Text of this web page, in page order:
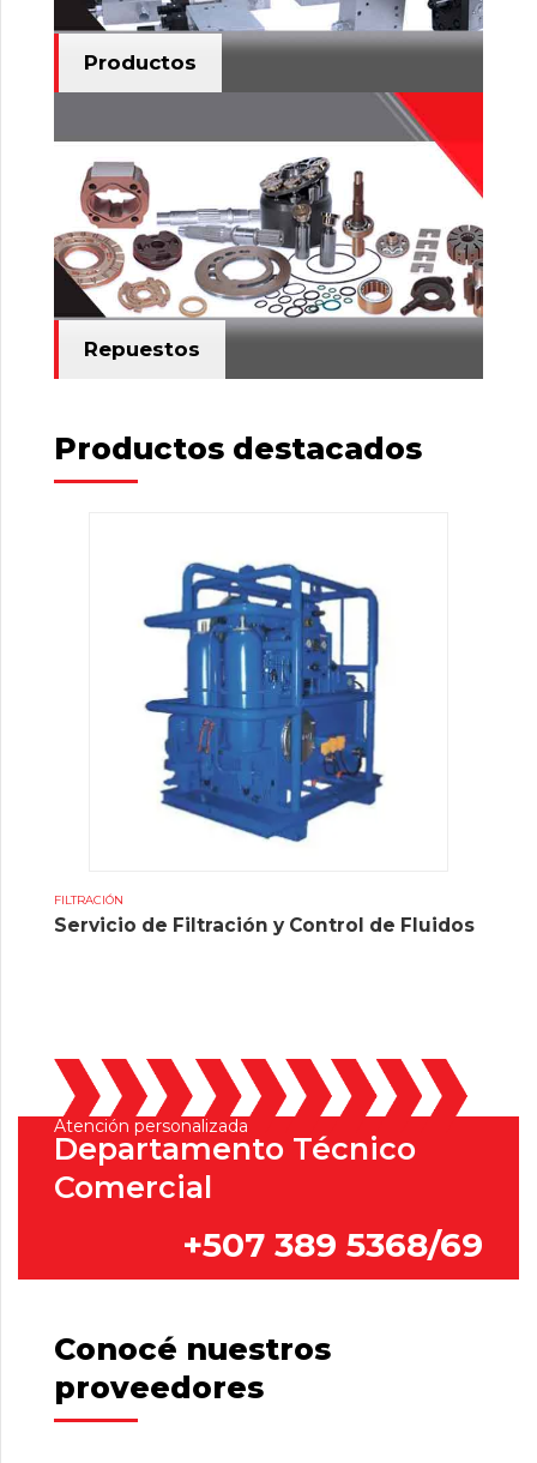
Productos
Repuestos
Productos destacados
FILTRACIÓN
Servicio de Filtración y Control de Fluidos
Atención personalizada
Departamento Técnico
Comercial
+507 389 5368/69
Conocé nuestros
proveedores